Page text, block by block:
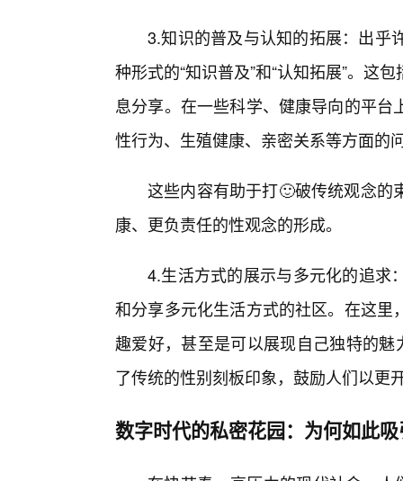
3.知识的普及与认知的拓展：出乎
种形式的“知识普及”和“认知拓展”。这
息分享。在一些科学、健康导向的平
性行为、生殖健康、亲密关系等方面的
这些内容有助于打🙂破传统观念的
康、更负责任的性观念的形成。
4.生活方式的展示与多元化的追求
和分享多元化生活方式的社区。在这
趣爱好，甚至是可以展现自己独特的
了传统的性别刻板印象，鼓励人们以更
数字时代的私密花园：为何如此